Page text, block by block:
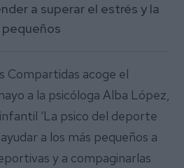
a superar el estrés y la
Compartidas acoge el
a la psicóloga Alba López,
‘La psico del deporte
a los más pequeños a
y a compaginarlas